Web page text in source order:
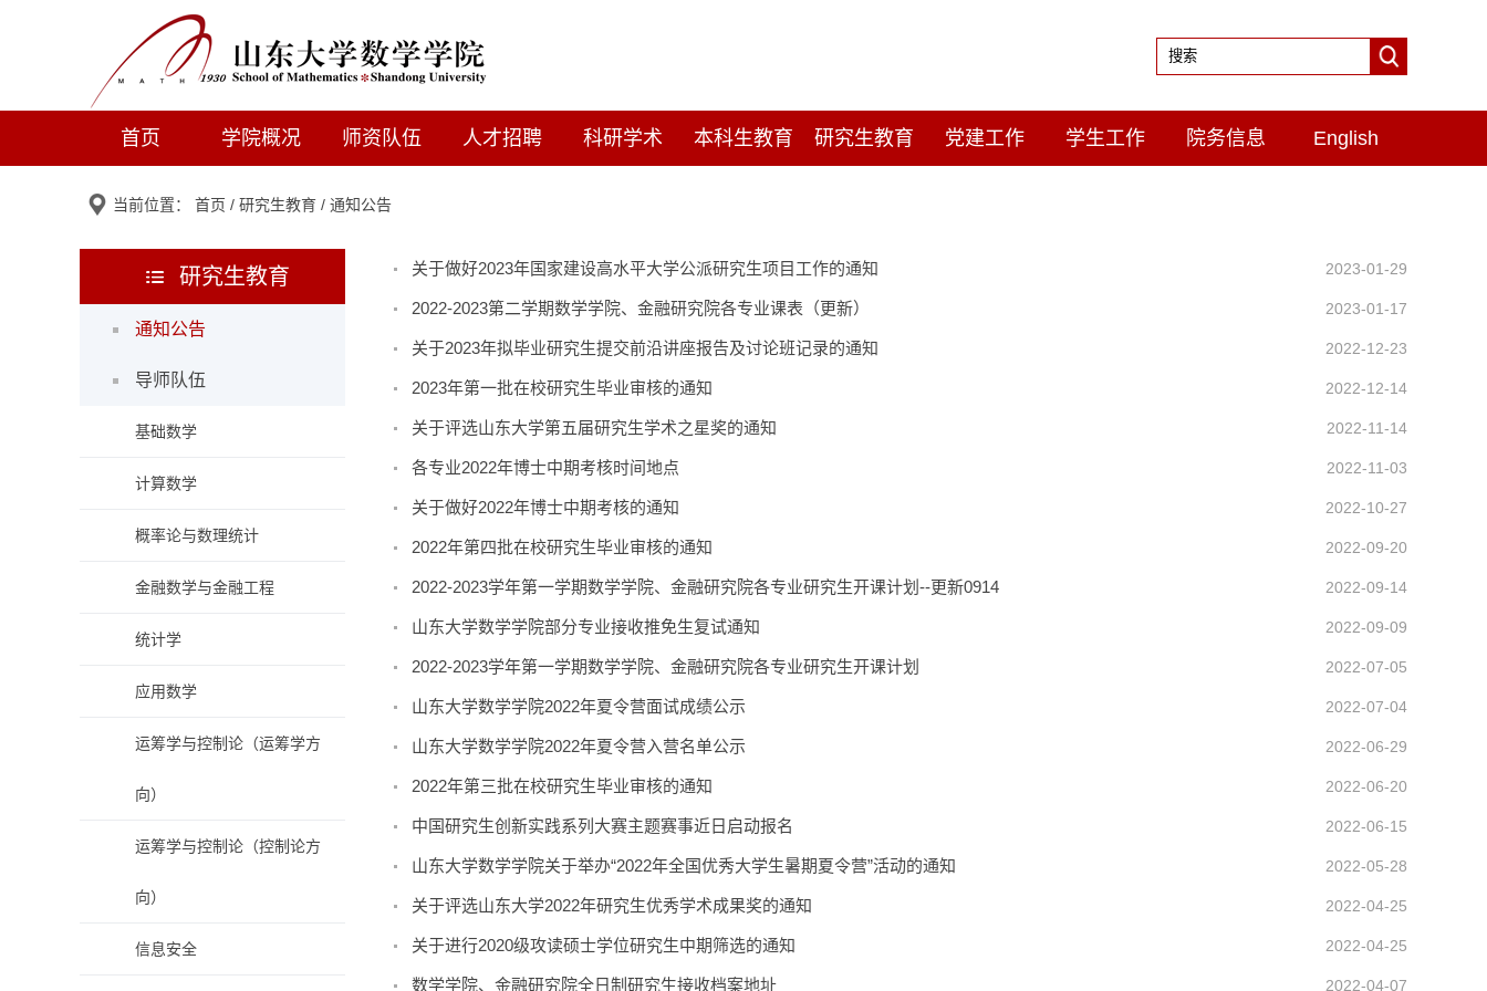
首页 学院概况 师资队伍 人才招聘 科研学术 本科生教育 研究生教育 党建工作 学生工作 院务信息 English
当前位置： 首页 / 研究生教育 / 通知公告
研究生教育
通知公告
导师队伍
基础数学
计算数学
概率论与数理统计
金融数学与金融工程
统计学
应用数学
运筹学与控制论（运筹学方
向）
运筹学与控制论（控制论方
向）
信息安全
关于做好2023年国家建设高水平大学公派研究生项目工作的通知 2023-01-29
2022-2023第二学期数学学院、金融研究院各专业课表（更新） 2023-01-17
关于2023年拟毕业研究生提交前沿讲座报告及讨论班记录的通知 2022-12-23
2023年第一批在校研究生毕业审核的通知 2022-12-14
关于评选山东大学第五届研究生学术之星奖的通知 2022-11-14
各专业2022年博士中期考核时间地点 2022-11-03
关于做好2022年博士中期考核的通知 2022-10-27
2022年第四批在校研究生毕业审核的通知 2022-09-20
2022-2023学年第一学期数学学院、金融研究院各专业研究生开课计划--更新0914 2022-09-14
山东大学数学学院部分专业接收推免生复试通知 2022-09-09
2022-2023学年第一学期数学学院、金融研究院各专业研究生开课计划 2022-07-05
山东大学数学学院2022年夏令营面试成绩公示 2022-07-04
山东大学数学学院2022年夏令营入营名单公示 2022-06-29
2022年第三批在校研究生毕业审核的通知 2022-06-20
中国研究生创新实践系列大赛主题赛事近日启动报名 2022-06-15
山东大学数学学院关于举办“2022年全国优秀大学生暑期夏令营”活动的通知 2022-05-28
关于评选山东大学2022年研究生优秀学术成果奖的通知 2022-04-25
关于进行2020级攻读硕士学位研究生中期筛选的通知 2022-04-25
数学学院、金融研究院全日制研究生接收档案地址 2022-04-07